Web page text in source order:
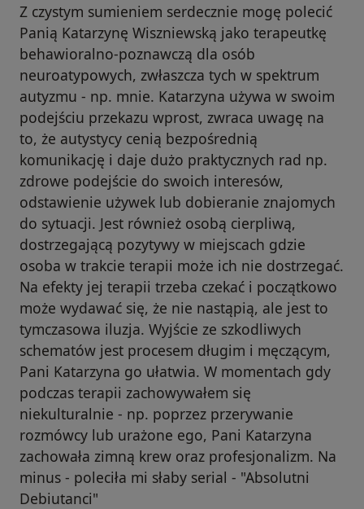
Z czystym sumieniem serdecznie mogę polecić
Panią Katarzynę Wiszniewską jako terapeutkę
behawioralno-poznawczą dla osób
neuroatypowych, zwłaszcza tych w spektrum
autyzmu - np. mnie. Katarzyna używa w swoim
podejściu przekazu wprost, zwraca uwagę na
to, że autystycy cenią bezpośrednią
komunikację i daje dużo praktycznych rad np.
zdrowe podejście do swoich interesów,
odstawienie używek lub dobieranie znajomych
do sytuacji. Jest również osobą cierpliwą,
dostrzegającą pozytywy w miejscach gdzie
osoba w trakcie terapii może ich nie dostrzegać.
Na efekty jej terapii trzeba czekać i początkowo
może wydawać się, że nie nastąpią, ale jest to
tymczasowa iluzja. Wyjście ze szkodliwych
schematów jest procesem długim i męczącym,
Pani Katarzyna go ułatwia. W momentach gdy
podczas terapii zachowywałem się
niekulturalnie - np. poprzez przerywanie
rozmówcy lub urażone ego, Pani Katarzyna
zachowała zimną krew oraz profesjonalizm. Na
minus - poleciła mi słaby serial - "Absolutni
Debiutanci"